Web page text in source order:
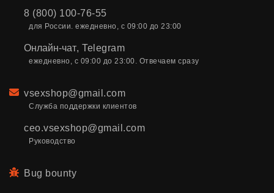
8 (800) 100-76-55
для России. ежедневно, с 09:00 до 23:00
Онлайн-чат, Telegram
ежедневно, с 09:00 до 23:00. Отвечаем сразу
Email
vsexshop@gmail.com
Служба поддержки клиентов
ceo.vsexshop@gmail.com
Руководство
Bug bounty